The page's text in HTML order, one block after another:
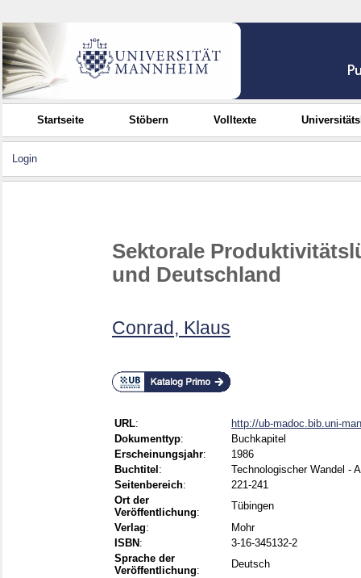
Startseite Stöbern Volltexte
Login
Sektorale
und Deutschland
Conrad, Klaus
URL:
http://ub-madoc.bib.uni-
Dokumenttyp:
Buchkapitel
Erscheinungsjahr:
1986
Buchtitel :
Technologischer Wandel -
Seitenbereich:
221-241
Ort der
Veröffentlichung:
Tübingen
Verlag:
Mohr
ISBN :
3-16-345132-2
Sprache der
Veröffentlichung:
Deutsch